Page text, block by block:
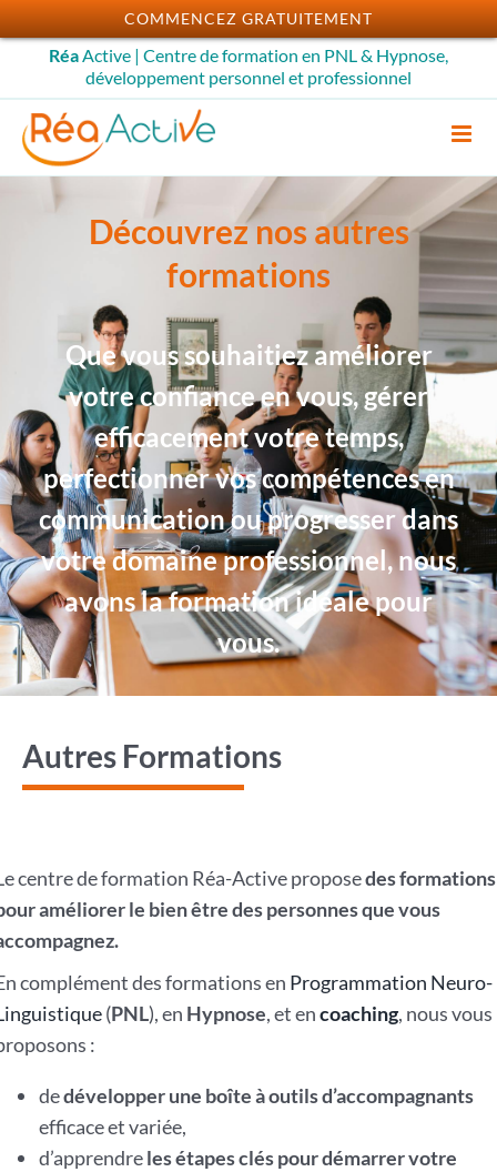
Passer
au
contenu
RéaActive | Centre de formation en PNL & Hypnose,
développement personnel et professionnel
Découvrez nos autres
formations
Que vous souhaitiez améliorer
votre confiance en vous, gérer
efficacement votre temps,
perfectionner vos compétences en
communication ou progresser dans
votre domaine professionnel, nous
avons la formation idéale pour
vous.
Autres Formations
centre de formation Réa-Active proposedes formations
améliorer le bien être des personnes que vous
complément des formations en Programmation Neuro-
(PNL), en Hypnose, et encoaching, nous vous
:
dedévelopper une boîte à outils d’accompagnants
efficace et variée,
d’apprendreles étapes clés pour démarrer votre
COMMENCEZ GRATUITEMENT